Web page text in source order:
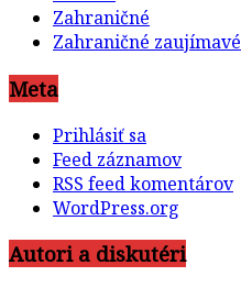
Zahraničné
Zahraničné zaujímavé
Meta
Prihlásiť sa
Feed záznamov
RSS feed komentárov
WordPress.org
Autori a diskutéri